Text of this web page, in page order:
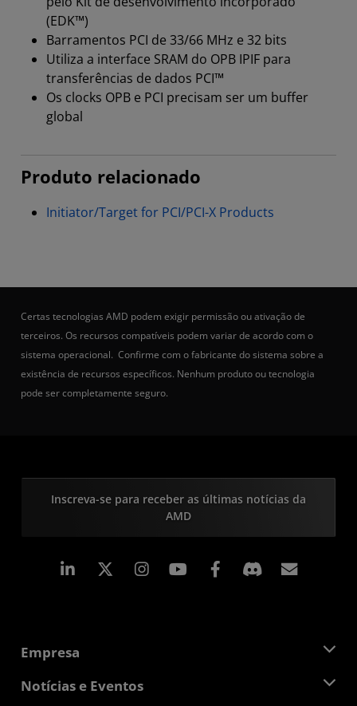
(EDK™)
Barramentos PCI de 33/66 MHz e 32 bits
Utiliza a interface SRAM do OPB IPIF para
transferências de dados PCI™
Os clocks OPB e PCI precisam ser um buffer
global
Produto relacionado
Initiator/Target for PCI/PCI-X Products
Certas tecnologias AMD podem exigir permissão ou ativação de
terceiros. Os recursos compatíveis podem variar de acordo com o
sistema operacional. Confirme com o fabricante do sistema sobre a
existência de recursos específicos. Nenhum produto ou tecnologia
pode ser completamente seguro.
Inscreva-se para receber as últimas notícias da
AMD
Linkedin Instagram Facebook
Empresa
Sobre a AMD
Notícias e Eventos